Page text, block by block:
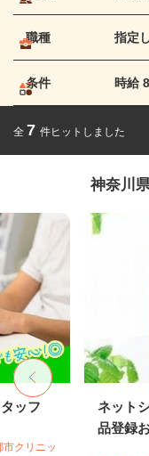
職種 指定
条件 時給
全 7 件ヒットしました
神奈川
ッフ
クリニッ
ネット
品登録